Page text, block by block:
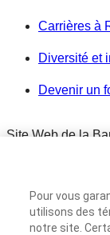
Carrières à
Diversité et
Devenir un
Site Web de la
Accessibilité
Accessibilité
Pour vous
utilisons des
notre site.